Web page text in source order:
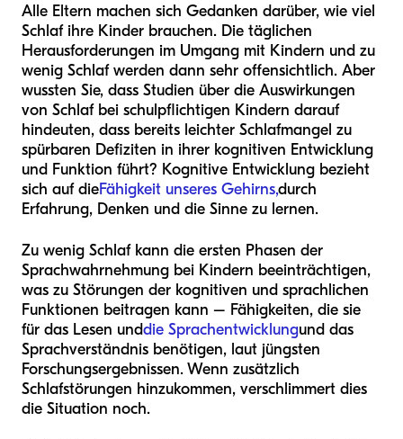
Alle Eltern machen sich Gedanken darüber, wie viel
Schlaf ihre Kinder brauchen. Die täglichen
Herausforderungen im Umgang mit Kindern und zu
wenig Schlaf werden dann sehr offensichtlich. Aber
wussten Sie, dass Studien über die Auswirkungen
von Schlaf bei schulpflichtigen Kindern darauf
hindeuten, dass bereits leichter Schlafmangel zu
spürbaren Defiziten in ihrer kognitiven Entwicklung
und Funktion führt? Kognitive Entwicklung bezieht
sich auf dieFähigkeit unseres Gehirns,durch
Erfahrung, Denken und die Sinne zu lernen.
Zu wenig Schlaf kann die ersten Phasen der
Sprachwahrnehmung bei Kindern beeinträchtigen,
was zu Störungen der kognitiven und sprachlichen
Funktionen beitragen kann – Fähigkeiten, die sie
für das Lesen unddie Sprachentwicklungund das
Sprachverständnis benötigen, laut jüngsten
Forschungsergebnissen. Wenn zusätzlich
Schlafstörungen hinzukommen, verschlimmert dies
die Situation noch.